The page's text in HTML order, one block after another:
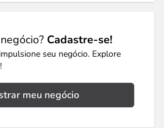
Cadastre-se!
seu negócio. Explore
meu negócio